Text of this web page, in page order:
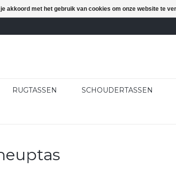
RUGTASSEN SCHOUDERTASSEN
akkoord met het gebruik van cookies om onze website te